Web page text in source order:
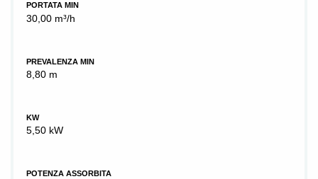
PORTATA MIN
30,00 m³/h
PREVALENZA MIN
8,80 m
KW
5,50 kW
POTENZA ASSORBITA